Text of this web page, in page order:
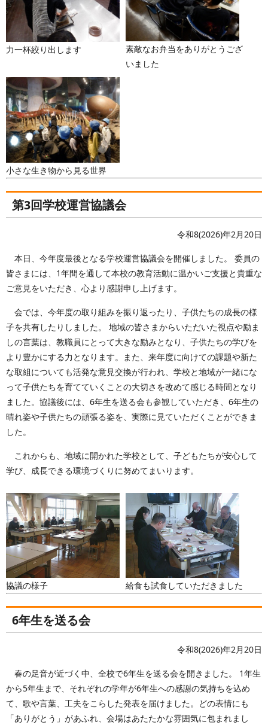
力一杯絞り出します
素敵なお弁当をありがとうござ
いました
小さな生き物から見る世界
第3回学校運営協議会
令和8(2026)年2月20日
本日、今年度最後となる学校運営協議会を開催しました。 委員の
皆さまには、1年間を通して本校の教育活動に温かいご支援と貴重な
ご意見をいただき、心より感謝申し上げます。
会では、今年度の取り組みを振り返ったり、子供たちの成長の様
子を共有したりしました。 地域の皆さまからいただいた視点や励ま
しの言葉は、教職員にとって大きな励みとなり、子供たちの学びを
より豊かにする力となります。また、来年度に向けての課題や新た
な取組についても活発な意見交換が行われ、学校と地域が一緒にな
って子供たちを育てていくことの大切さを改めて感じる時間となり
ました。協議後には、6年生を送る会も参観していただき、6年生の
晴れ姿や子供たちの頑張る姿を、実際に見ていただくことができま
した。
これからも、地域に開かれた学校として、子どもたちが安心して
学び、成長できる環境づくりに努めてまいります。
協議の様子 給食も試食していただきました
6年生を送る会
令和8(2026)年2月20日
春の足音が近づく中、全校で6年生を送る会を開きました。 1年生
から5年生まで、それぞれの学年が6年生への感謝の気持ちを込め
て、歌や言葉、工夫をこらした発表を届けました。どの表情にも
「ありがとう」があふれ、会場はあたたかな雰囲気に包まれまし